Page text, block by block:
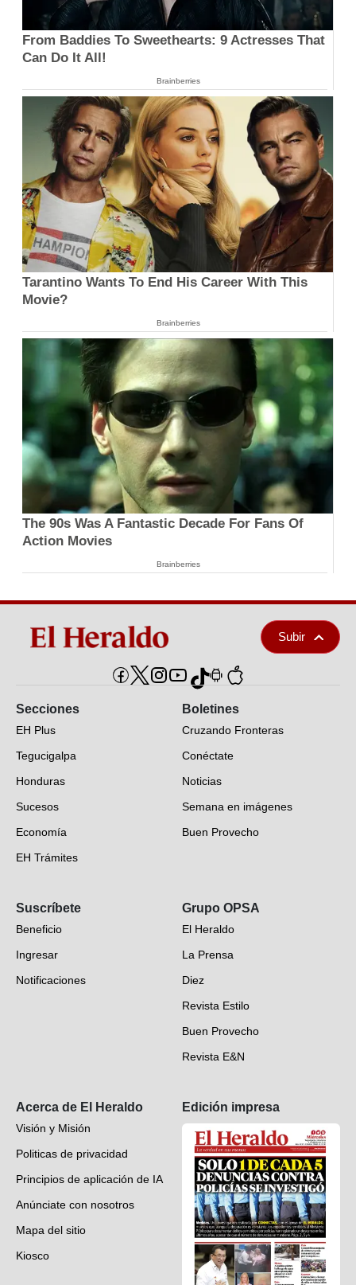
From Baddies To Sweethearts: 9 Actresses That
Can Do It All!
Brainberries
Tarantino Wants To End His Career With This
Movie?
Brainberries
The 90s Was A Fantastic Decade For Fans Of
Action Movies
Brainberries
Subir
Secciones
EH Plus
Tegucigalpa
Honduras
Sucesos
Economía
EH Trámites
EH Verifica
Fotogalerías
Deportes
Videos
Boletines
Cruzando Fronteras
Conéctate
Noticias
Semana en imágenes
Buen Provecho
Suscríbete
Beneficio
Ingresar
Notificaciones
Grupo OPSA
El Heraldo
La Prensa
Diez
Revista Estilo
Buen Provecho
Revista E&N
Acerca de El Heraldo
Visión y Misión
Politicas de privacidad
Principios de aplicación de IA
Anúnciate con nosotros
Mapa del sitio
Kiosco
Edición impresa